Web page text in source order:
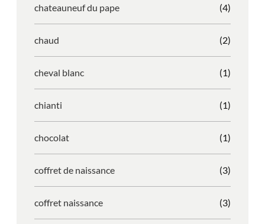
chateauneuf du pape (4)
chaud (2)
cheval blanc (1)
chianti (1)
chocolat (1)
coffret de naissance (3)
coffret naissance (3)